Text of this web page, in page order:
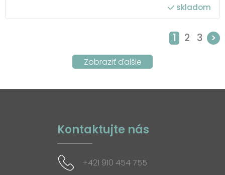
skladom
1 2 3 >
Kontaktujte nás
+421 910 454 755